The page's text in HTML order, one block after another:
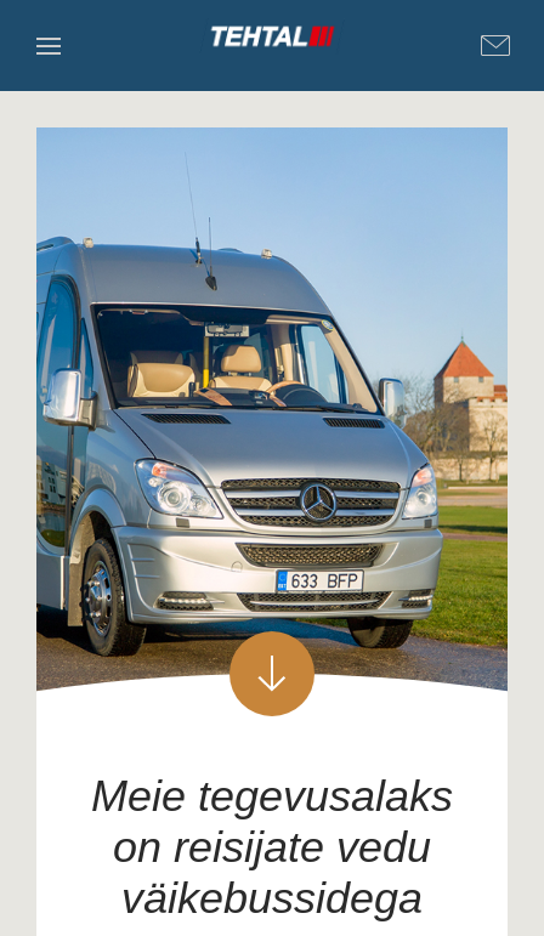
Meie tegevusalaks
on reisijate vedu
väikebussidega